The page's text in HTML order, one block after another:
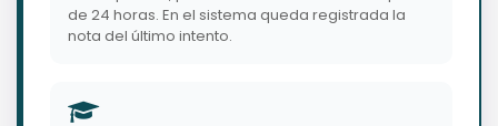
de 24 horas. En el sistema queda registrada la
nota del último intento.